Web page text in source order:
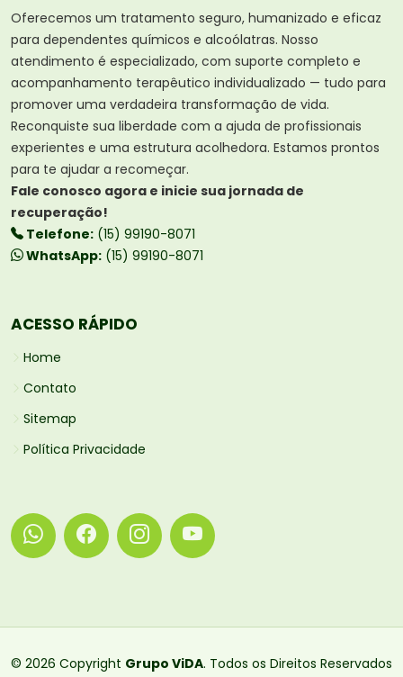
Oferecemos um tratamento seguro, humanizado e eficaz
para dependentes químicos e alcoólatras. Nosso
atendimento é especializado, com suporte completo e
acompanhamento terapêutico individualizado — tudo para
promover uma verdadeira transformação de vida.
Reconquiste sua liberdade com a ajuda de profissionais
experientes e uma estrutura acolhedora. Estamos prontos
para te ajudar a recomeçar.
Fale conosco agora e inicie sua jornada de
recuperação!
Telefone: (15) 99190-8071
WhatsApp: (15) 99190-8071
ACESSO RÁPIDO
Home
Contato
Sitemap
Política Privacidade
© 2026 Copyright Grupo ViDA. Todos os Direitos Reservados